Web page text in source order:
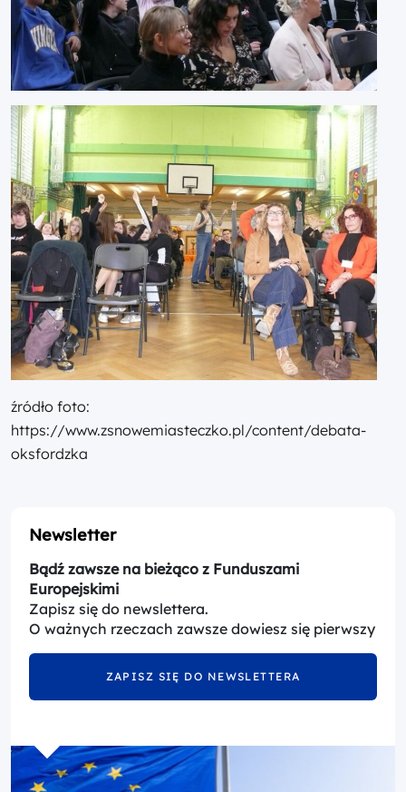
źródło foto:
https://www.zsnowemiasteczko.pl/content/debata-
oksfordzka
Newsletter
Bądź zawsze na bieżąco z Funduszami
Europejskimi
Zapisz się do newslettera.
O ważnych rzeczach zawsze dowiesz się pierwszy
ZAPISZ SIĘ DO NEWSLETTERA